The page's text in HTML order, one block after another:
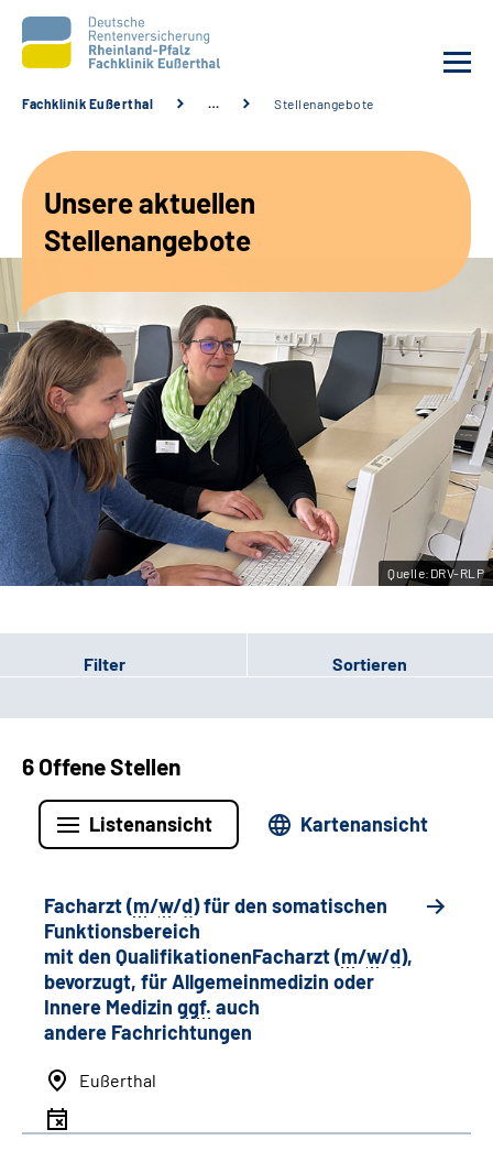
Unsere Angebote
Karriere
Beratungsstellen &
Zuweisende
Suche
Leichte Sprache
Gebärdensprache
Fachklinik Eußerthal … Stellenangebote
Unsere aktuellen
Stellenangebote
Quelle:DRV-RLP
Filter Sortieren
6 Offene Stellen
Listenansicht Kartenansicht
Facharzt (m/w/d) für den somatischen
Funktionsbereich
mit den QualifikationenFacharzt (m/w/d),
bevorzugt, für Allgemeinmedizin oder
Innere Medizin ggf. auch
andere Fachrichtungen
Eußerthal